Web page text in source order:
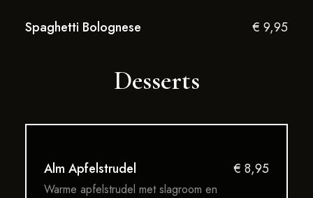
Spaghetti Bolognese € 9,95
Desserts
Alm Apfelstrudel € 8,95
Warme apfelstrudel met slagroom en